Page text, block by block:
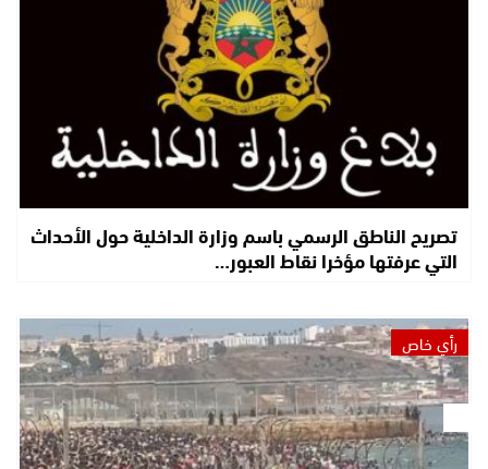
تصريح الناطق الرسمي باسم وزارة الداخلية حول الأحداث
التي عرفتها مؤخرا نقاط العبور…
رأي خاص